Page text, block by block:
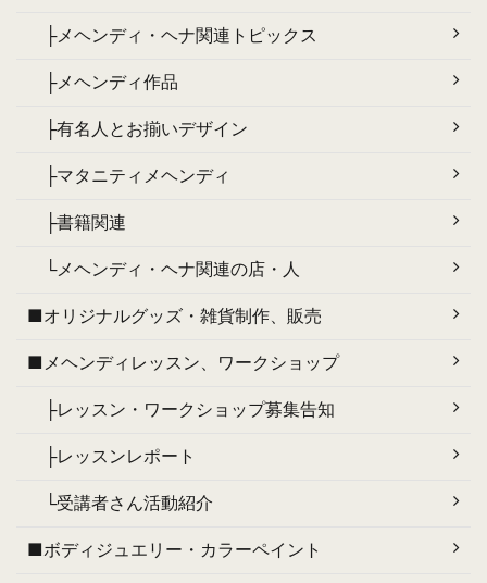
├メヘンディ・ヘナ関連トピックス
├メヘンディ作品
├有名人とお揃いデザイン
├マタニティメヘンディ
├書籍関連
└メヘンディ・ヘナ関連の店・人
■オリジナルグッズ・雑貨制作、販売
■メヘンディレッスン、ワークショップ
├レッスン・ワークショップ募集告知
├レッスンレポート
└受講者さん活動紹介
■ボディジュエリー・カラーペイント